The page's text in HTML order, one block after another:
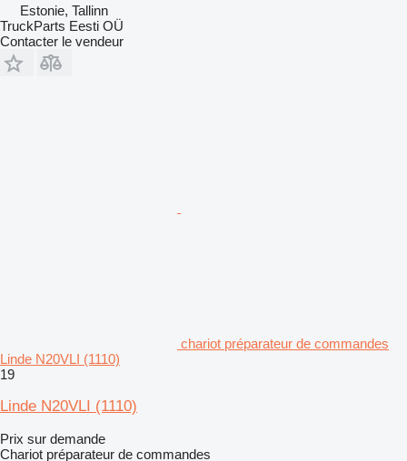
Estonie, Tallinn
TruckParts Eesti OÜ
Contacter le vendeur
chariot préparateur de commandes
Linde N20VLI (1110)
19
Linde N20VLI (1110)
Prix sur demande
Chariot préparateur de commandes